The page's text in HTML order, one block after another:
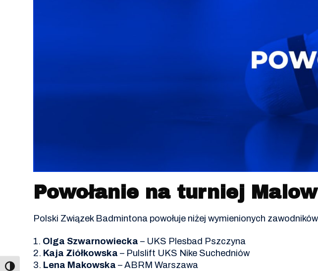
Powołanie na turniej
Polski Związek Badmintona powołuje niżej wymienionych
1. Olga Szwarnowiecka – UKS Plesbad Pszczyna
2. Kaja Ziółkowska – Pulslift UKS Nike Suchedniów
3. Lena Makowska – ABRM Warszawa